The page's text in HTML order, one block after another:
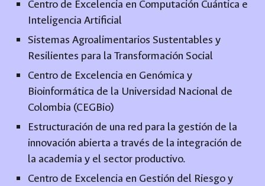
Centro de Excelencia en Computación Cuántica e
Inteligencia Artificial
Sistemas Agroalimentarios Sustentables y
Resilientes para la Transformación Social
Centro de Excelencia en Genómica y
Bioinformática de la Universidad Nacional de
Colombia (CEGBio)
Estructuración de una red para la gestión de la
innovación abierta a través de la integración de
la academia y el sector productivo.
Centro de Excelencia en Gestión del Riesgo y